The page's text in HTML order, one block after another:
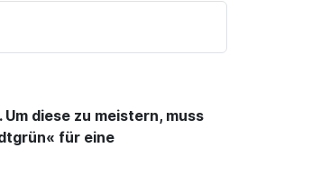
diese zu meistern, muss
für eine